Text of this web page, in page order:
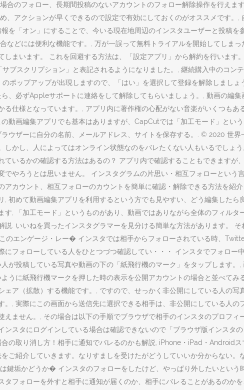
合のフォロー、長期間投稿のないアカウントのフォロー解除操作を行え
、アクションが早くできるので設定で有効にしておくのがオススメです
を「オン」にすることで、今いる現在地周辺のインスタユーザーと投稿
などには便利な機能です。, 万が一誤って無料トライアルを開始してしま
まいます。 これを回避する方法は、「設定アプリ」から解約を行いま
ブスクリプション」と表記されるようになりました。, 継続購入中のコ
ポップアップが出現しますので、「はい」を選択して登録を解除しまし
、必ずAppleサポートに連絡をして解除してもらいましょう。, 動画の編
仕様となっています。, アプリ内に著作権の心配がない音楽がいくつも
動画編集アプリでも基本はありますが、CapCutでは「加工モード」とい
ウザーに自分の名前、メールアドレス、サイトを保存する。. © 2020 世
かし、人によってはオンライン状態なのをバレたくない人もいるでしょ
いるかの確認する方法はあるの？ アプリ内で確認することもできますが
やろうとは思いません。 インスタグラムの片思い・相互フォローとい
カウント、相互フォローのカウントを簡単に確認・解除できる方法を紹
初めて動画編集アプリを利用するという方でも見やすい、どう編集した
, 「加工モード」というものがあり、動画ではありながら全体のフィル
説. いいねを買ったインスタグラマーを見分ける簡単な方法があります。
のエンゲージ・レー� インスタでは相手からフォローされている時、
フォローしている人をひとつづつ確認してい・・・ インスタでフォロ
が投稿している写真や動画の下の「紙飛行機のマーク」をタップします
うに紙飛行機マークを押した時の表示を公開アカウントの場合と並べて
ア（拡散）する機能です。, ですので、せっかく非公開にしている人の
, 実際にこの画面から送信先に選択できる相手は、非公開にしている人
ません。, その場合は以下の手順でブラウザで相手のインスタのプロフ
スタにログインしている場合は確認できないので「ブラウザ版インスタ
の取り消し方！相手に通知でバレるのかも解説, iPhone・iPad・Android
ご紹介していきます。なりすましを受けたがどうしていいか分からない
鍵垢かどうか� インスタのフォローをしたけど、やっぱり外したいとい
フォローを外すと相手に通知が届くのか、相手にバレることがあるのか